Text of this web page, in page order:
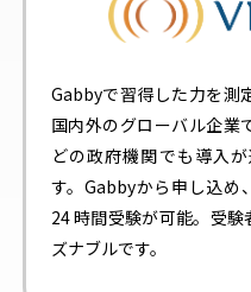
Gabbyで習得した力を測
国内外のグローバル企業
どの政府機関でも導入
す。Gabbyから申し込め
24 時間受験が可能。受
ズナブルです。